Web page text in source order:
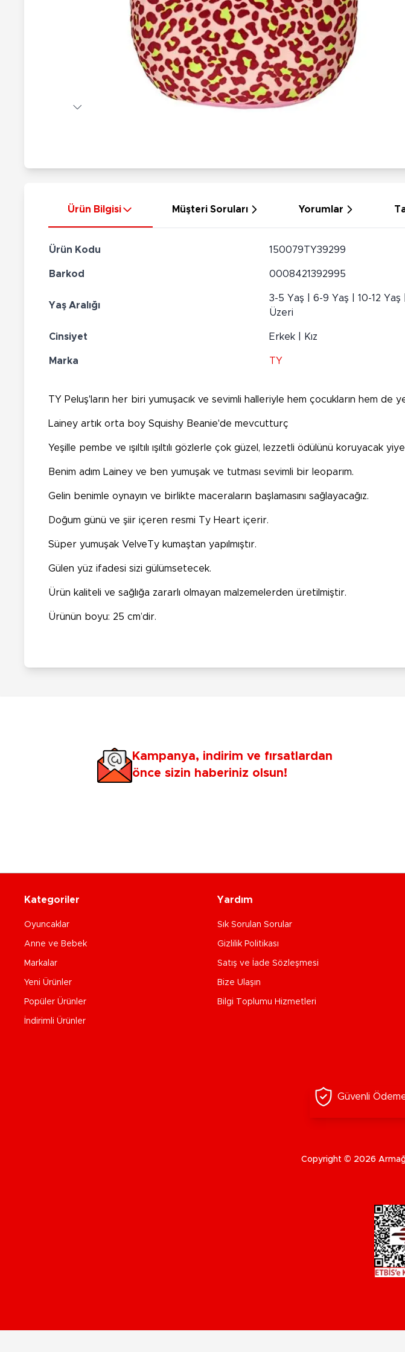
Nerf
Silahlar
Silah Setleri
Kılıç Setleri
Ok Setleri
Hobi Oyuncakları
Maketler
Sihirbazlık Setleri
Puzzlelar
Çeşitli Eğlence Oyuncakları
El İşi Setleri
Ürün Bilgisi Müşteri Soruları Yorumlar
Ürün Kodu 150079TY39299
Barkod 0008421392995
Yaş Aralığı
3-5 Yaş | 6-9 Yaş | 10-12 Yaş
Üzeri
Cinsiyet Erkek | Kız
Marka TY
TY Peluş'ların her biri yumuşacık ve sevimli halleriyle hem çocukların hem de
Lainey artık orta boy Squishy Beanie'de mevcutturç
Yeşille pembe ve ışıltılı ışıltılı gözlerle çok güzel, lezzetli ödülünü koruyacak
Benim adım Lainey ve ben yumuşak ve tutması sevimli bir leoparım.
Gelin benimle oynayın ve birlikte maceraların başlamasını sağlayacağız.
Doğum günü ve şiir içeren resmi Ty Heart içerir.
Süper yumuşak VelveTy kumaştan yapılmıştır.
Gülen yüz ifadesi sizi gülümsetecek.
Ürün kaliteli ve sağlığa zararlı olmayan malzemelerden üretilmiştir.
Ürünün boyu: 25 cm’dir.
Kampanya, indirim ve fırsatlardan
önce sizin haberiniz olsun!
Kategoriler
Oyuncaklar
Anne ve Bebek
Markalar
Yeni Ürünler
Popüler Ürünler
İndirimli Ürünler
Yardım
Sık Sorulan Sorular
Gizlilik Politikası
Satış ve İade Sözleşmesi
Bize Ulaşın
Bilgi Toplumu Hizmetleri
Güvenli
Copyright © 2026